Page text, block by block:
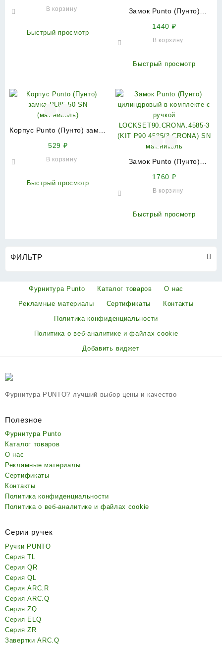
В корзину
Быстрый просмотр
Замок Punto (Пунто)
LOCKSET16.CRONA.4070-1
бронза
1440 ₽
В корзину
Быстрый просмотр
Корпус Punto (Пунто) замка
529 ₽
В корзину
Быстрый просмотр
Замок Punto (Пунто)
LOCKSET90.CRONA.4585-3
SN мат.никель
1760 ₽
В корзину
Быстрый просмотр
ФИЛЬТР
Фурнитура Punto Каталог товаров
О нас
Рекламные материалы
Сертификаты
Контакты
Политика конфиденциальности
Политика о веб-аналитике и файлах cookie
Добавить виджет
Фурнитура PUNTO? лучший выбор цены и качество
Полезное
Фурнитура Punto
Каталог товаров
О нас
Рекламные материалы
Сертификаты
Контакты
Политика конфиденциальности
Политика о веб-аналитике и файлах cookie
Серии ручек
Ручки PUNTO
Серия TL
Серия QR
Серия QL
Серия ARC.R
Серия ARC.Q
Серия ZQ
Серия ELQ
Серия ZR
Завертки ARC.Q